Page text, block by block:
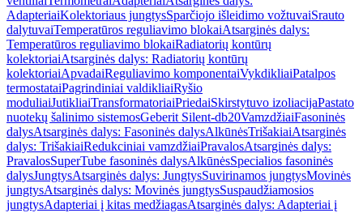
AdapteriaiKolektoriaus jungtysSparčiojo išleidimo vožtuvaiSrauto
dalytuvaiTemperatūros reguliavimo blokaiAtsarginės dalys:
Temperatūros reguliavimo blokaiRadiatorių kontūrų
kolektoriaiAtsarginės dalys: Radiatorių kontūrų
kolektoriaiApvadaiReguliavimo komponentaiVykdikliaiPatalpos
termostataiPagrindiniai valdikliaiRyšio
moduliaiJutikliaiTransformatoriaiPriedaiSkirstytuvo izoliacijaPastato
nuotekų šalinimo sistemosGeberit Silent-db20VamzdžiaiFasoninės
dalysAtsarginės dalys: Fasoninės dalysAlkūnėsTrišakiaiAtsarginės
dalys: TrišakiaiRedukciniai vamzdžiaiPravalosAtsarginės dalys:
PravalosSuperTube fasoninės dalysAlkūnėsSpecialios fasoninės
dalysJungtysAtsarginės dalys: JungtysSuvirinamos jungtysMovinės
jungtysAtsarginės dalys: Movinės jungtysSuspaudžiamosios
jungtysAdapteriai į kitas medžiagasAtsarginės dalys: Adapteriai į